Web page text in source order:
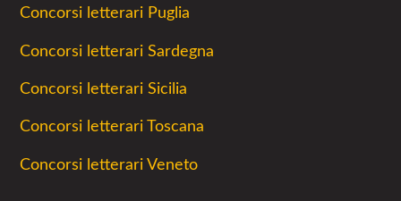
Concorsi letterari Puglia
Concorsi letterari Sardegna
Concorsi letterari Sicilia
Concorsi letterari Toscana
Concorsi letterari Veneto